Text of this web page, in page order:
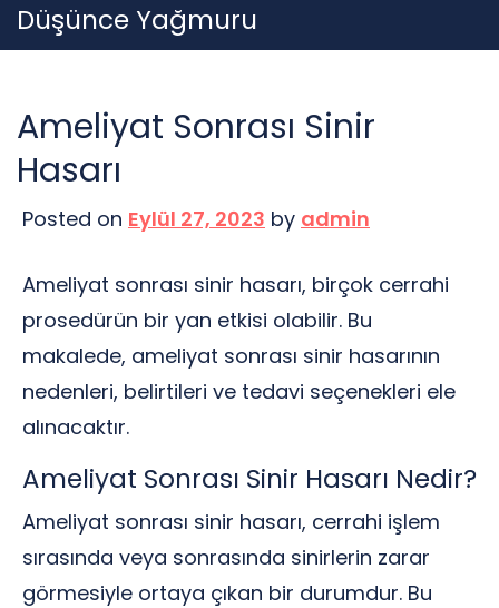
Skip
to
Düşünce Yağmuru
Ameliyat Sonrası Sinir
Hasarı
Posted on Eylül 27, 2023 by admin
Ameliyat sonrası sinir hasarı, birçok cerrahi
prosedürün bir yan etkisi olabilir. Bu
makalede, ameliyat sonrası sinir hasarının
nedenleri, belirtileri ve tedavi seçenekleri ele
alınacaktır.
Ameliyat Sonrası Sinir Hasarı Nedir?
Ameliyat sonrası sinir hasarı, cerrahi işlem
sırasında veya sonrasında sinirlerin zarar
görmesiyle ortaya çıkan bir durumdur. Bu